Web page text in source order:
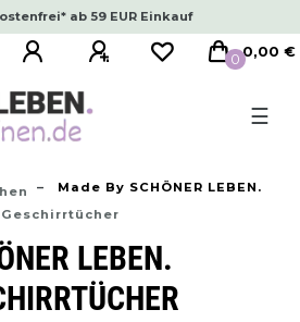
ab 59 EUR Einkauf
0 0,00 €
☰
Made By SCHÖNER LEBEN.
Geschirrtücher
LEBEN.